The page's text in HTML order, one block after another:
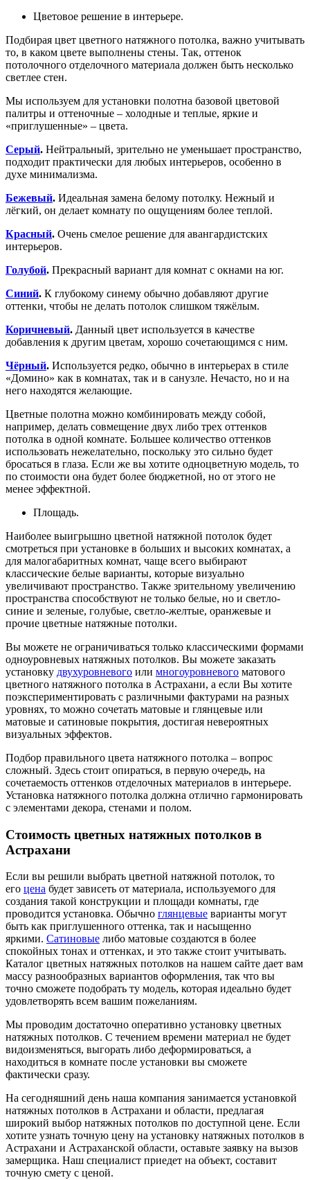
Цветовое решение в интерьере.
Подбирая цвет цветного натяжного потолка, важно учитывать
то, в каком цвете выполнены стены. Так, оттенок
потолочного отделочного материала должен быть несколько
светлее стен.
Мы используем для установки полотна базовой цветовой
палитры и оттеночные – холодные и теплые, яркие и
«приглушенные» – цвета.
Серый. Нейтральный, зрительно не уменьшает пространство,
подходит практически для любых интерьеров, особенно в
духе минимализма.
Бежевый. Идеальная замена белому потолку. Нежный и
лёгкий, он делает комнату по ощущениям более теплой.
Красный. Очень смелое решение для авангардистских
интерьеров.
Голубой. Прекрасный вариант для комнат с окнами на юг.
Синий. К глубокому синему обычно добавляют другие
оттенки, чтобы не делать потолок слишком тяжёлым.
Коричневый. Данный цвет используется в качестве
добавления к другим цветам, хорошо сочетающимся с ним.
Чёрный. Используется редко, обычно в интерьерах в стиле
«Домино» как в комнатах, так и в санузле. Нечасто, но и на
него находятся желающие.
Цветные полотна можно комбинировать между собой,
например, делать совмещение двух либо трех оттенков
потолка в одной комнате. Большее количество оттенков
использовать нежелательно, поскольку это сильно будет
бросаться в глаза. Если же вы хотите одноцветную модель, то
по стоимости она будет более бюджетной, но от этого не
менее эффектной.
Площадь.
Наиболее выигрышно цветной натяжной потолок будет
смотреться при установке в больших и высоких комнатах, а
для малогабаритных комнат, чаще всего выбирают
классические белые варианты, которые визуально
увеличивают пространство. Также зрительному увеличению
пространства способствуют не только белые, но и светло-
синие и зеленые, голубые, светло-желтые, оранжевые и
прочие цветные натяжные потолки.
Вы можете не ограничиваться только классическими формами
одноуровневых натяжных потолков. Вы можете заказать
установку двухуровневого или многоуровневого матового
цветного натяжного потолка в Астрахани, а если Вы хотите
поэкспериментировать с различными фактурами на разных
уровнях, то можно сочетать матовые и глянцевые или
матовые и сатиновые покрытия, достигая невероятных
визуальных эффектов.
Подбор правильного цвета натяжного потолка – вопрос
сложный. Здесь стоит опираться, в первую очередь, на
сочетаемость оттенков отделочных материалов в интерьере.
Установка натяжного потолка должна отлично гармонировать
с элементами декора, стенами и полом.
Стоимость цветных натяжных потолков в
Астрахани
Если вы решили выбрать цветной натяжной потолок, то
его цена будет зависеть от материала, используемого для
создания такой конструкции и площади комнаты, где
проводится установка. Обычно глянцевые варианты могут
быть как приглушенного оттенка, так и насыщенно
яркими. Сатиновые либо матовые создаются в более
спокойных тонах и оттенках, и это также стоит учитывать.
Каталог цветных натяжных потолков на нашем сайте дает вам
массу разнообразных вариантов оформления, так что вы
точно сможете подобрать ту модель, которая идеально будет
удовлетворять всем вашим пожеланиям.
Мы проводим достаточно оперативно установку цветных
натяжных потолков. С течением времени материал не будет
видоизменяться, выгорать либо деформироваться, а
находиться в комнате после установки вы сможете
фактически сразу.
На сегодняшний день наша компания занимается установкой
натяжных потолков в Астрахани и области, предлагая
широкий выбор натяжных потолков по доступной цене. Если
хотите узнать точную цену на установку натяжных потолков в
Астрахани и Астраханской области, оставьте заявку на вызов
замерщика. Наш специалист приедет на объект, составит
точную смету с ценой.